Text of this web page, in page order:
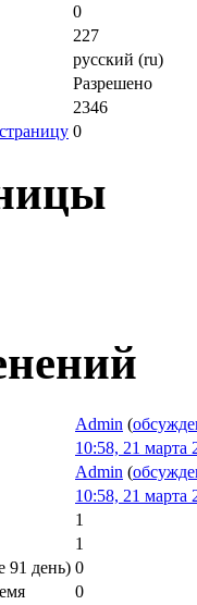
0
227
русский (ru)
Разрешено
2346
0
Admin (
10:58, 21 марта
Admin (
10:58, 21 марта
1
1
91 день) 0
0